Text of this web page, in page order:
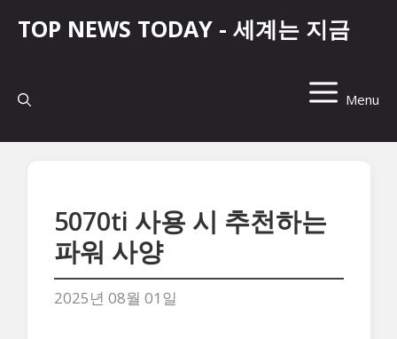
뛰
TOP NEWS TODAY - 세계는 지금
Menu
5070ti 사용 시 추천하는
파워 사양
2025년 08월 01일